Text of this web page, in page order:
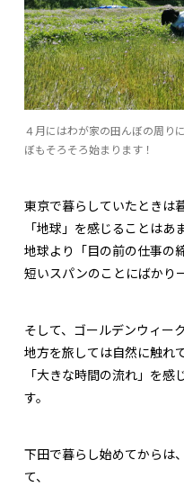
４月にはわが家の田んぼの周り
ぼもそろそろ始まります！
東京で暮らしていたときは
「地球」を感じることはあ
地球より「目の前の仕事の
短いスパンのことにばかり
そして、ゴールデンウィー
地方を旅しては自然に触れて
「大きな時間の流れ」を
す。
下田で暮らし始めてからは
て、